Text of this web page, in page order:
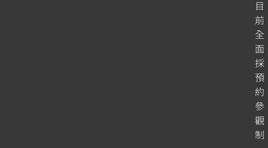
目
前
全
面
採
預
約
參
觀
制